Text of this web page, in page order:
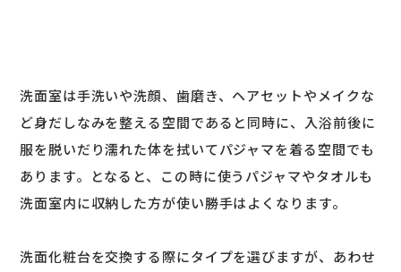
洗面室は手洗いや洗顔、歯磨き、ヘアセットやメイクな
ど身だしなみを整える空間であると同時に、入浴前後に
服を脱いだり濡れた体を拭いてパジャマを着る空間でも
あります。となると、この時に使うパジャマやタオルも
洗面室内に収納した方が使い勝手はよくなります。
洗面化粧台を交換する際にタイプを選びますが、あわせ